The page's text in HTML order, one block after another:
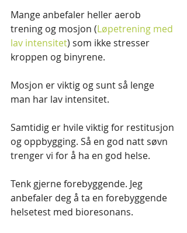
Mange anbefaler heller aerob
trening og mosjon (Løpetrening med
lav intensitet) som ikke stresser
kroppen og binyrene.
Mosjon er viktig og sunt så lenge
man har lav intensitet.
Samtidig er hvile viktig for restitusjon
og oppbygging. Så en god natt søvn
trenger vi for å ha en god helse.
Tenk gjerne forebyggende. Jeg
anbefaler deg å ta en forebyggende
helsetest med bioresonans.